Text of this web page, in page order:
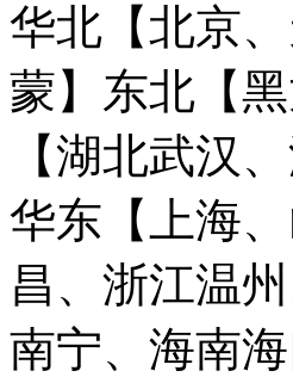
华北【北京
蒙】 东北【
【湖北武汉
华东【上海
昌、浙江温
南宁、海南海